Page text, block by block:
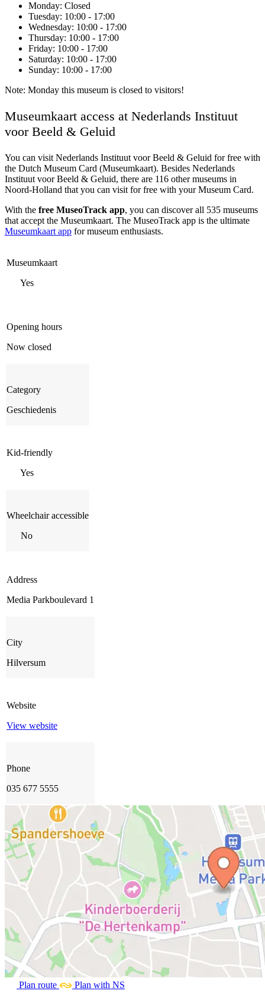
Monday: Closed
Tuesday: 10:00 - 17:00
Wednesday: 10:00 - 17:00
Thursday: 10:00 - 17:00
Friday: 10:00 - 17:00
Saturday: 10:00 - 17:00
Sunday: 10:00 - 17:00
Note: Monday this museum is closed to visitors!
Museumkaart access at Nederlands Instituut
voor Beeld & Geluid
You can visit Nederlands Instituut voor Beeld & Geluid for free with
the Dutch Museum Card (Museumkaart). Besides Nederlands
Instituut voor Beeld & Geluid, there are 116 other museums in
Noord-Holland that you can visit for free with your Museum Card.
With the free MuseoTrack app, you can discover all 535 museums
that accept the Museumkaart. The MuseoTrack app is the ultimate
Museumkaart app for museum enthusiasts.
Museumkaart
Yes
Opening hours
Now closed
Category
Geschiedenis
Kid-friendly
Yes
Wheelchair accessible
No
Address
Media Parkboulevard 1
City
Hilversum
Website
View website
Phone
035 677 5555
Plan route Plan with NS